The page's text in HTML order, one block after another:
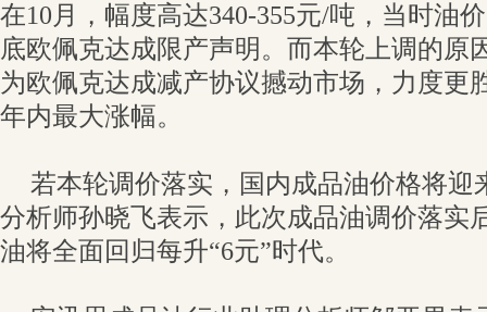
在10月，幅度高达340-355元/吨，当时油
底欧佩克达成限产声明。而本轮上调的原
为欧佩克达成减产协议撼动市场，力度更
年内最大涨幅。
若本轮调价落实，国内成品油价格将迎
分析师孙晓飞表示，此次成品油调价落实
油将全面回归每升“6元”时代。